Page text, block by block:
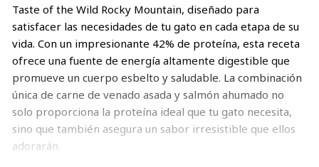
Taste of the Wild Rocky Mountain, diseñado para
satisfacer las necesidades de tu gato en cada etapa de su
vida. Con un impresionante 42% de proteína, esta receta
ofrece una fuente de energía altamente digestible que
promueve un cuerpo esbelto y saludable. La combinación
única de carne de venado asada y salmón ahumado no
solo proporciona la proteína ideal que tu gato necesita,
sino que también asegura un sabor irresistible que ellos
adorarán.